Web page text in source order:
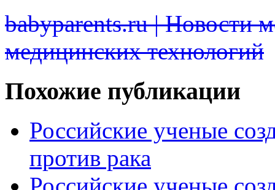
babyparents.ru | Новости
медицинских технологий
Похожие публикации
Российские ученые
против рака